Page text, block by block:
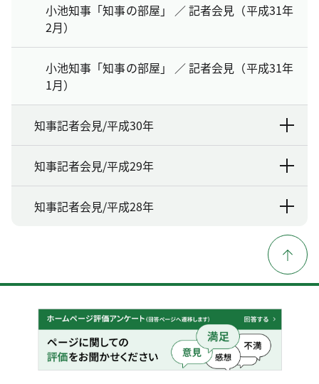
小池知事「知事の部屋」 ／ 記者会見（平成31年
2月）
小池知事「知事の部屋」 ／ 記者会見（平成31年
1月）
知事記者会見/平成30年
知事記者会見/平成29年
知事記者会見/平成28年